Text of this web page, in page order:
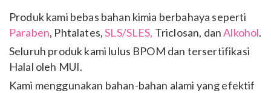
Produk kami bebas bahan kimia berbahaya seperti
Paraben, Phtalates,SLS/SLES, Triclosan, danAlkohol.
Seluruh produk kami lulus BPOM dan tersertifikasi
Halal oleh MUI.
Kami menggunakan bahan-bahan alami yang efektif